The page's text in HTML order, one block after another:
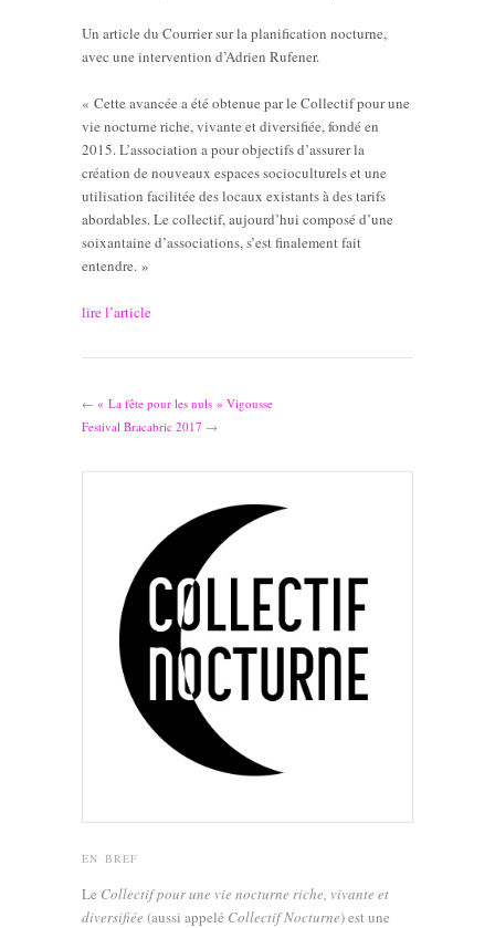
Un article du Courrier sur la planification nocturne,
avec une intervention d’Adrien Rufener.
« Cette avancée a été obtenue par le Collectif pour une
vie nocturne riche, vivante et diversifiée, fondé en
2015. L’association a pour objectifs d’assurer la
création de nouveaux espaces socioculturels et une
utilisation facilitée des locaux existants à des tarifs
abordables. Le collectif, aujourd’hui composé d’une
soixantaine d’associations, s’est finalement fait
entendre. »
lire l’article
← « La fête pour les nuls » Vigousse
Festival Bracabric 2017 →
EN BREF
Le Collectif pour une vie nocturne riche, vivante et
diversifiée (aussi appelé Collectif Nocturne) est une